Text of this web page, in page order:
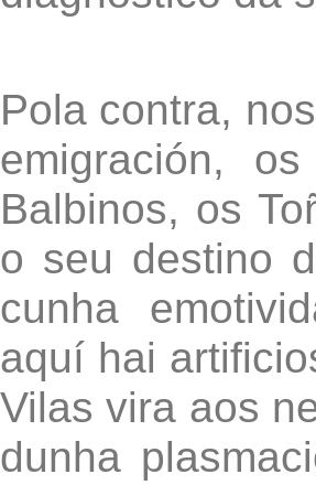
Pola contra,
emigración,
Balbinos, os
o seu destino
cunha
aquí hai
Vilas vira aos
dunha